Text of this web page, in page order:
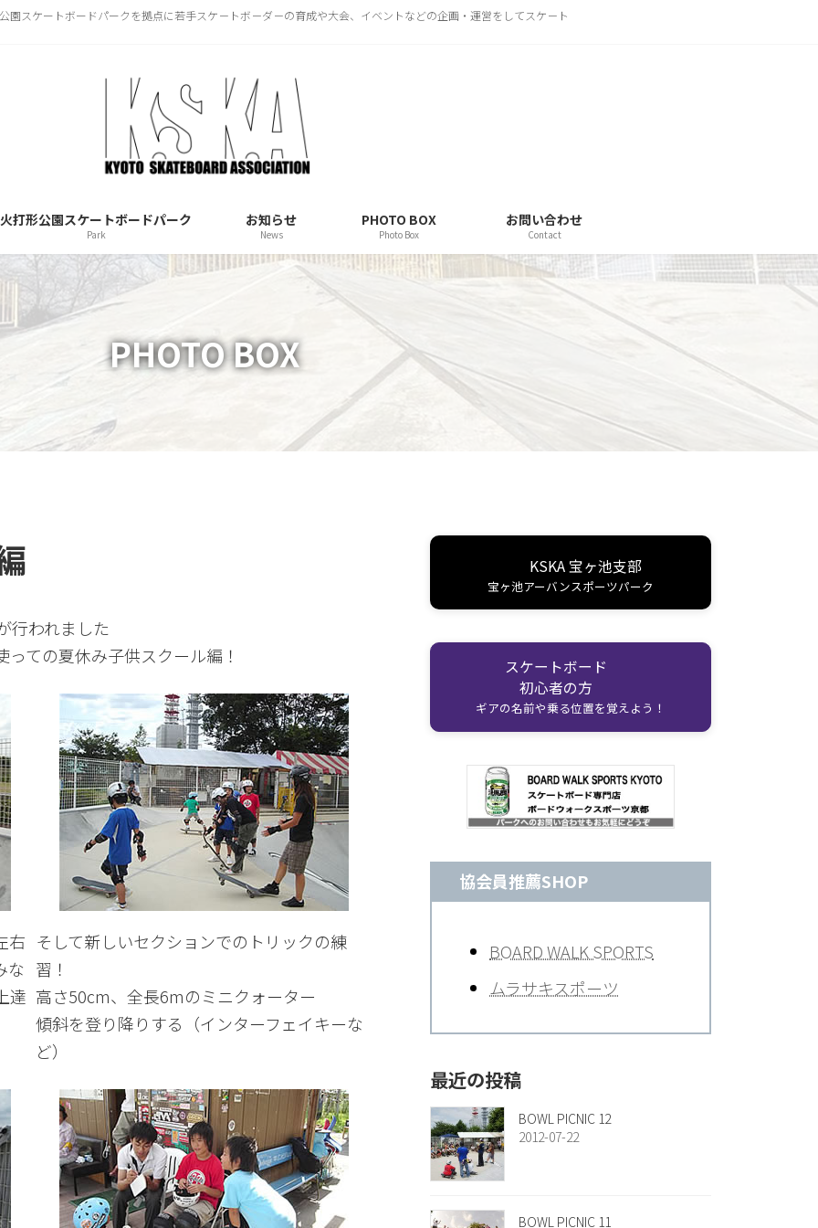
スケートボードパークを拠点に若手スケ－トボ－ダ－の育成や大会、イベントなどの企画・運営をしてスケ－ト
火打形公園スケートボードパーク
Park
お知らせ
News
PHOTO BOX
Photo Box
お問い合わせ
Contact
PHOTO BOX
行われました
ての夏休み子供スクール編！
右
な
達
そして新しいセクションでのトリックの練
習！
高さ50cm、全長6mのミニクォーター
傾斜を登り降りする（インターフェイキーな
ど）
KSKA 宝ヶ池支部
宝ヶ池アーバンスポーツパーク
スケートボード
初心者の方
ギアの名前や乗る位置を覚えよう！
協会員推薦SHOP
BOARD WALK SPORTS
ムラサキスポーツ
最近の投稿
BOWL PICNIC 12
2012-07-22
BOWL PICNIC 11